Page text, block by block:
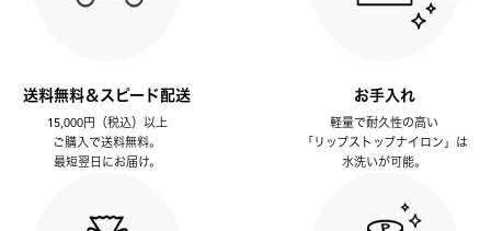
送料無料＆スピード配送
15,000円（税込）以上
ご購入で送料無料。
最短翌日にお届け。
お手入れ
軽量で耐久性の高い
「リップストップナイロン」は
水洗いが可能。